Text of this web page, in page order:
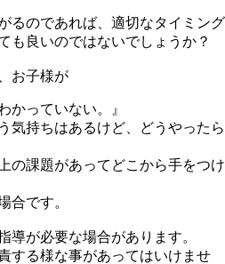
るのであれば、適切なタイミング
も良いのではないでしょうか？
お子様が
かっていない。』
気持ちはあるけど、どうやったら
の課題があってどこから手をつけ
合です。
導が必要な場合があります。
する様な事があってはいけませ